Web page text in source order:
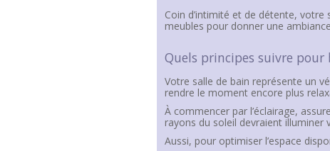
Coin d’intimité et de détente,
meubles pour donner une
Quels principes suivre
Votre salle de bain représente un
rendre le moment encore plus
À commencer par l’éclairage,
rayons du soleil devraient illuminer
Aussi, pour optimiser l’espace